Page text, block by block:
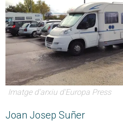
Imatge d'arxiu d'Europa Press
Joan Josep Suñer